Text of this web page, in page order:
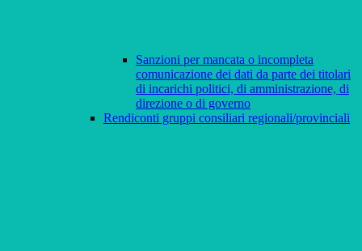
Sanzioni per mancata o incompleta
comunicazione dei dati da parte dei titolari
di incarichi politici, di amministrazione, di
direzione o di governo
Rendiconti gruppi consiliari regionali/provinciali